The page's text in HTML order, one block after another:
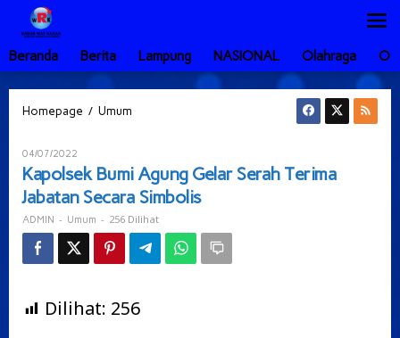
Lewati
konten
Beranda
Berita Lampung NASIONAL Olahraga
Homepage / Umum
Serah
Terima
Secara
Simbolis
04/07/2022
ADMIN
Kapolsek Bumi Agung Gelar Serah Terima
Jabatan Secara Simbolis
ADMIN - Umum - 256 Dilihat
Dilihat: 256